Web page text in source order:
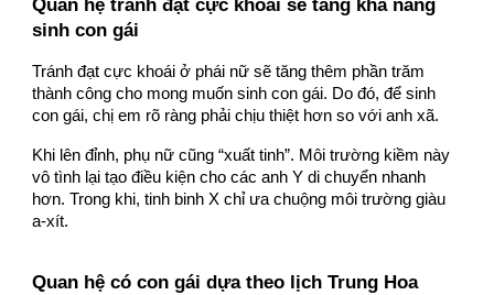
sinh con gái
Tránh đạt cực khoái ở phái nữ sẽ tăng thêm phần trăm
thành công cho mong muốn sinh con gái. Do đó, để sinh
con gái, chị em rõ ràng phải chịu thiệt hơn so với anh xã.
Khi lên đỉnh, phụ nữ cũng “xuất tinh”. Môi trường kiềm này
vô tình lại tạo điều kiện cho các anh Y di chuyển nhanh
hơn. Trong khi, tinh binh X chỉ ưa chuộng môi trường giàu
a-xít.
Quan hệ có con gái dựa theo lịch Trung Hoa